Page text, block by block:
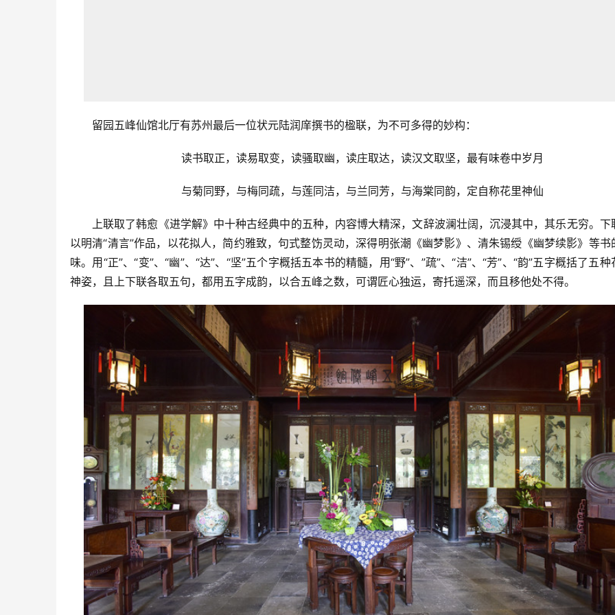
留园五峰仙馆北厅有苏州最后一位状元陆润庠撰书的楹联，为不可多得的妙构：
读书取正，读易取变，读骚取幽，读庄取达，读汉文取坚，最有味卷中岁月
与菊同野，与梅同疏，与莲同洁，与兰同芳，与海棠同韵，定自称花里神仙
上联取了韩愈《进学解》中十种古经典中的五种，内容博大精深，文辞波澜壮阔，沉浸其中，其乐无穷。下
以明清“清言”作品，以花拟人，简约雅致，句式整饬灵动，深得明张潮《幽梦影》、清朱锡绶《幽梦续影》等书
味。用“正”、“变”、“幽”、“达”、“坚”五个字概括五本书的精髓，用“野”、”疏”、“洁”、“芳”、“韵”五字概括了五种
神姿，且上下联各取五句，都用五字成韵，以合五峰之数，可谓匠心独运，寄托遥深，而且移他处不得。